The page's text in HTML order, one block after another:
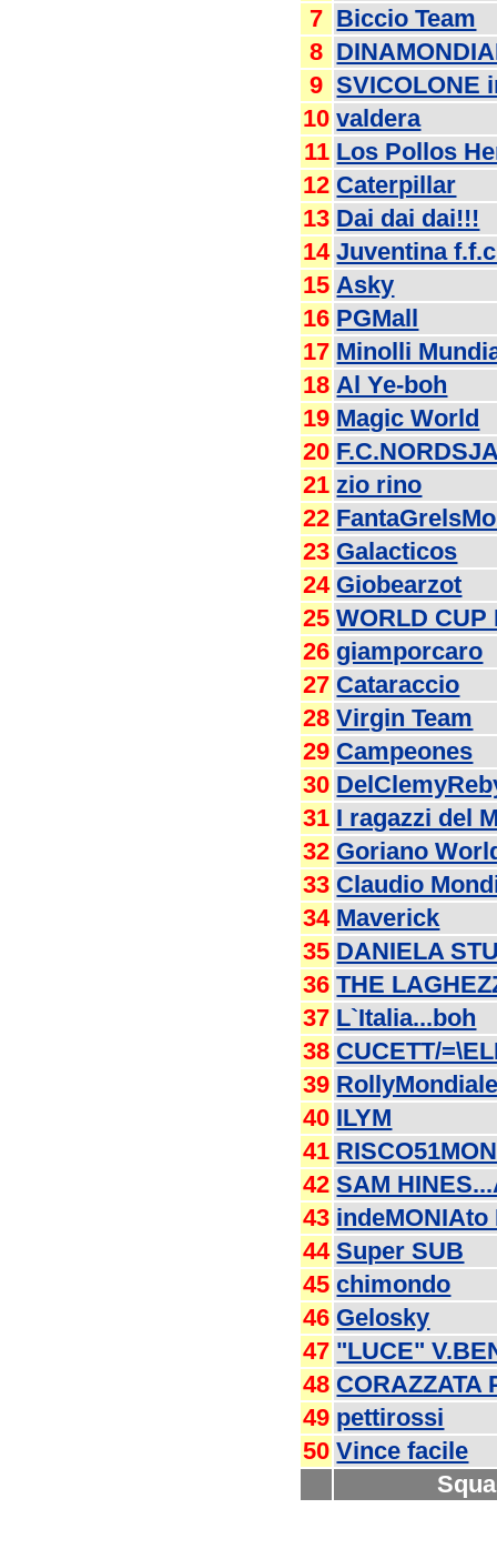
7 Biccio Team
8
9 SVICOLONE
10 valdera
11 Los Pollos
12 Caterpillar
13 Dai dai dai!!!
14 Juventina
15 Asky
16 PGMall
17 Minolli
18 Al Ye-boh
19 Magic World
20
21 zio rino
22
23 Galacticos
24 Giobearzot
25 WORLD CUP
26 giamporcaro
27 Cataraccio
28 Virgin Team
29 Campeones
30
31 I ragazzi del
32 Goriano
33 Claudio
34 Maverick
35 DANIELA
36 THE
37 L`Italia...boh
38 CUCETT/
39
40 ILYM
41
42 SAM
43 indeMONIAto
44 Super SUB
45 chimondo
46 Gelosky
47 "LUCE"
48 CORAZZATA
49 pettirossi
50 Vince facile